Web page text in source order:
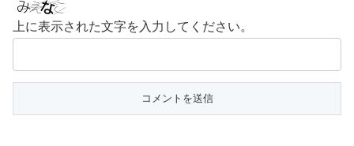
上に表示された文字を入力してください。